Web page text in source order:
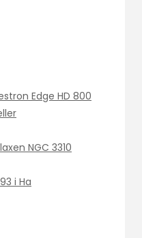
Edge HD 800
NGC 3310
i Ha